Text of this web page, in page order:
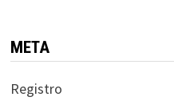
META
Registro